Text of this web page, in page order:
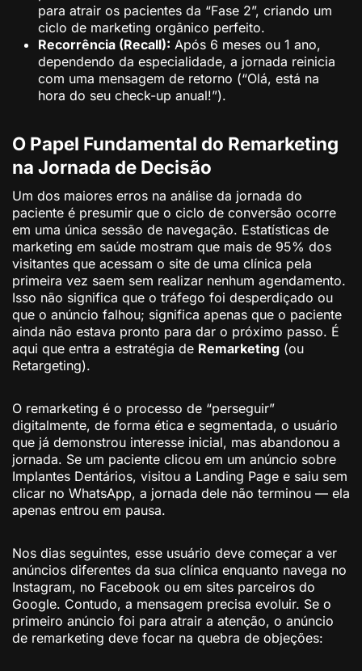
para atrair os pacientes da “Fase 2”, criando um
ciclo de marketing orgânico perfeito.
Recorrência (Recall): Após 6 meses ou 1 ano,
dependendo da especialidade, a jornada reinicia
com uma mensagem de retorno (“Olá, está na
hora do seu check-up anual!”).
O Papel Fundamental do Remarketing
na Jornada de Decisão
Um dos maiores erros na análise da jornada do
paciente é presumir que o ciclo de conversão ocorre
em uma única sessão de navegação. Estatísticas de
marketing em saúde mostram que mais de 95% dos
visitantes que acessam o site de uma clínica pela
primeira vez saem sem realizar nenhum agendamento.
Isso não significa que o tráfego foi desperdiçado ou
que o anúncio falhou; significa apenas que o paciente
ainda não estava pronto para dar o próximo passo. É
aqui que entra a estratégia de Remarketing (ou
Retargeting).
O remarketing é o processo de “perseguir”
digitalmente, de forma ética e segmentada, o usuário
que já demonstrou interesse inicial, mas abandonou a
jornada. Se um paciente clicou em um anúncio sobre
Implantes Dentários, visitou a Landing Page e saiu sem
clicar no WhatsApp, a jornada dele não terminou — ela
apenas entrou em pausa.
Nos dias seguintes, esse usuário deve começar a ver
anúncios diferentes da sua clínica enquanto navega no
Instagram, no Facebook ou em sites parceiros do
Google. Contudo, a mensagem precisa evoluir. Se o
primeiro anúncio foi para atrair a atenção, o anúncio
de remarketing deve focar na quebra de objeções: